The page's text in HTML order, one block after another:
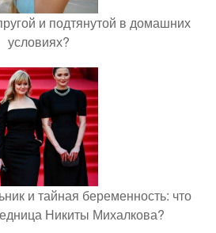
и подтянутой в домашних
условиях?
и тайная беременность: что
Никиты Михалкова?